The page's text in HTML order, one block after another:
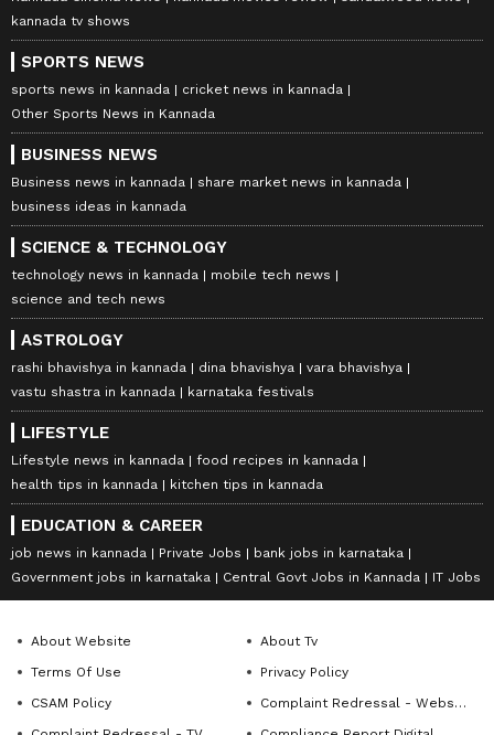
kannada tv shows
SPORTS NEWS
sports news in kannada
cricket news in kannada
Other Sports News in Kannada
BUSINESS NEWS
Business news in kannada
share market news in kannada
business ideas in kannada
SCIENCE & TECHNOLOGY
technology news in kannada
mobile tech news
science and tech news
ASTROLOGY
rashi bhavishya in kannada dina bhavishya
vara bhavishya
vastu shastra in kannada
karnataka festivals
LIFESTYLE
Lifestyle news in kannada
food recipes in kannada
health tips in kannada
kitchen tips in kannada
EDUCATION & CAREER
job news in kannada Private Jobs
bank jobs in karnataka
Government jobs in karnataka
Central Govt Jobs in Kannada IT Jobs
About Website
About Tv
Terms Of Use
Privacy Policy
CSAM Policy
Complaint Redressal - Website